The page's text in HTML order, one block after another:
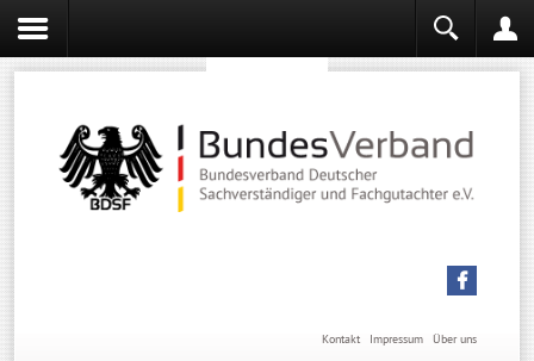
Über uns
Impressum
Kontakt